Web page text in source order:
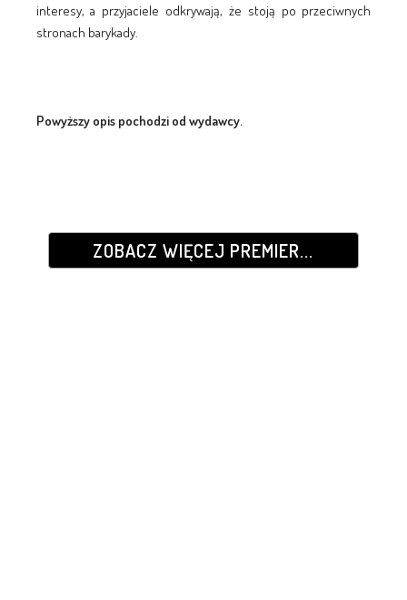
interesy, a przyjaciele odkrywają, że stoją po przeciwnych
stronach barykady.
Powyższy opis pochodzi od wydawcy.
ZOBACZ WIĘCEJ PREMIER...